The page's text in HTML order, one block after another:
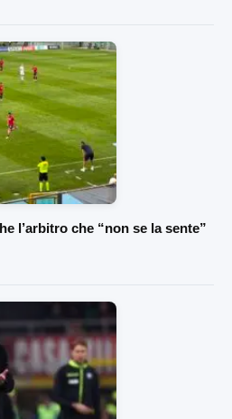
l’arbitro che “non se la sente”